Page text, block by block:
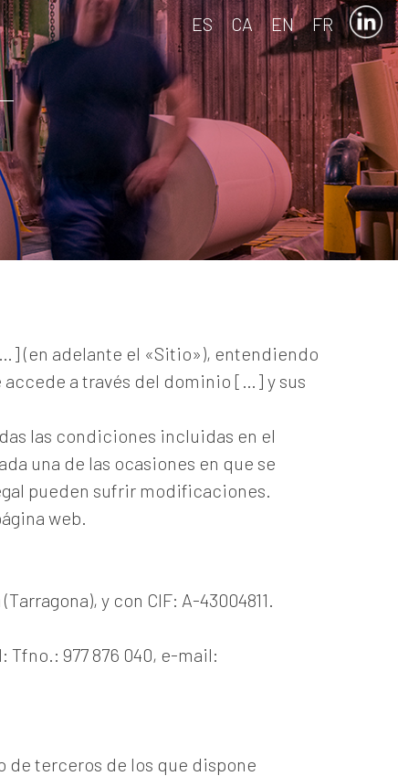
ES CA EN
FR
(en adelante el «Sitio»), entendiendo
accede a través del dominio […] y sus
las condiciones incluidas en el
una de las ocasiones en que se
pueden sufrir modificaciones.
web.
y con CIF: A-43004811.
977 876 040, e-mail:
de terceros de los que dispone